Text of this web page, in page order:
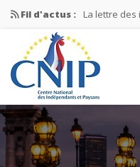
Fil d'actus : La lettre
La lettre des
La lettre
Mission
La lettre